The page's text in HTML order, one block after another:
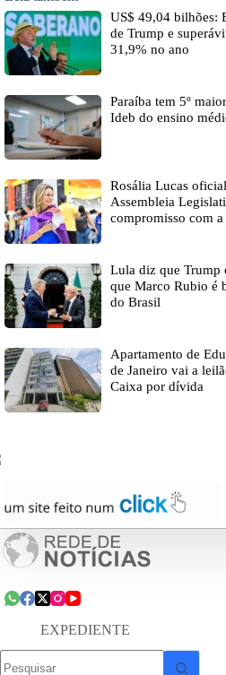
US$ 49,04 bilhões:
de Trump e
31,9% no ano
Paraíba tem 5º
Ideb do ensino
Rosália Lucas
Assembleia
compromisso com a
Lula diz que Trump
que Marco Rubio é
do Brasil
Apartamento de
de Janeiro vai a
Caixa por dívida
EXPEDIENTE